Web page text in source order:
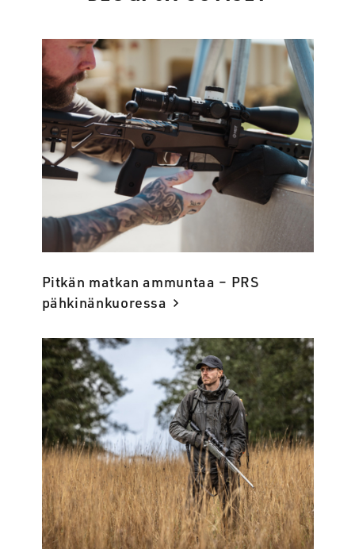
Pitkän matkan ammuntaa – PRS
pähkinänkuoressa